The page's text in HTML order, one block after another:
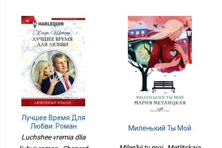
Лучшее Время Для
Любви: Роман
Luchshee vremia dlia
Миленький Ты Мой